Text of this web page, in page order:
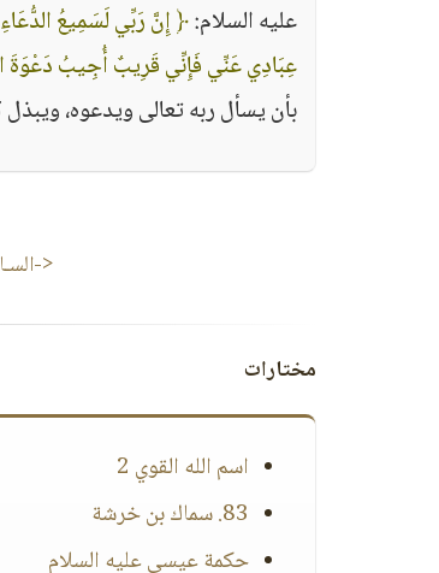
عليه السلام:﴿ إِنَّ رَبِّي لَسَمِيعُ
عِبَادِي عَنِّي فَإِنِّي قَرِيبٌ أُجِيبُ دَعْوَةَ
بأن يسأل ربه تعالى ويدعوه،
<-
مختارات
اسم الله القوي 2
83. سماك بن خرشة
حكمة عيسى عليه السلام